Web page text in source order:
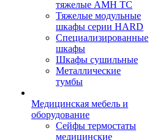
тяжелые AMH TC
Тяжелые модульные
шкафы серии HARD
Cпециализированные
шкафы
Шкафы сушильные
Металлические
тумбы
Медицинская мебель и
оборудование
Сейфы термостаты
медицинские